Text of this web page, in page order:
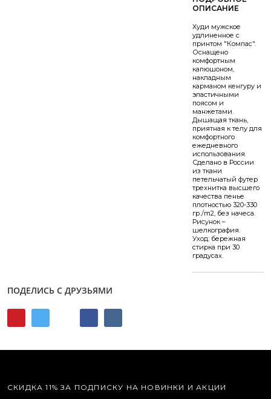
Худи мужское
удлиненное с
принтом "Компас".
Оснащено
комфортным
капюшоном,
накладным
карманом кенгуру и
эластичными
поясом и
манжетами.
Дышащая ткань,
приятная к телу для
комфортного
ежедневного
использования.
Сделано в России
из ткани
петельчатый футер
трехнитка высшего
качества пенье
плотностью 320-330
гр./m2, без начеса.
Рисунок –
шелкография.
Уход: бережная
стирка при 30
градусах.
ПОДЕЛИСЬ С ДРУЗЬЯМИ
СКИДКА 11% ЗА ПОДПИСКУ НА НОВИНКИ И АКЦИИ